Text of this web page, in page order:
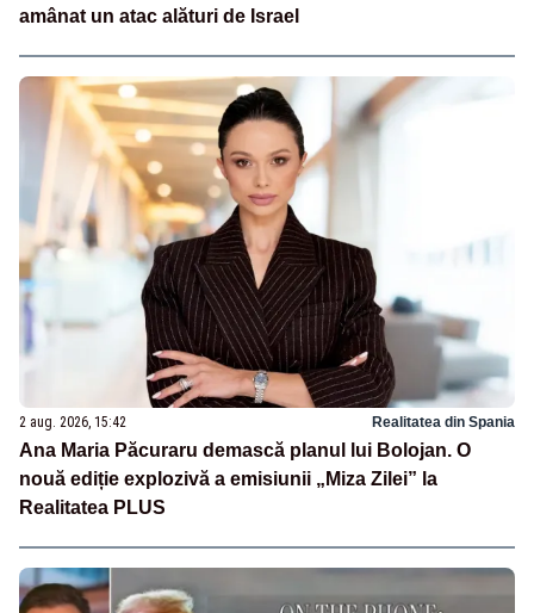
amânat un atac alături de Israel
2 aug. 2026, 15:42 Realitatea din Spania
Ana Maria Păcuraru demască planul lui Bolojan. O
nouă ediție explozivă a emisiunii „Miza Zilei” la
Realitatea PLUS